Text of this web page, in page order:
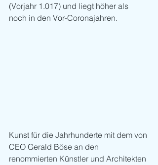
(Vorjahr 1.017) und liegt höher als
noch in den Vor-Coronajahren.
Kunst für die Jahrhunderte mit dem von
CEO Gerald Böse an den
renommierten Künstler und Architekten